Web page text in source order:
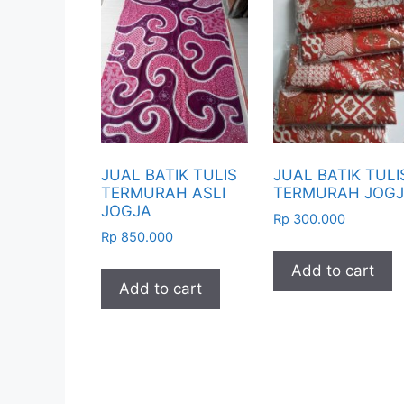
JUAL BATIK TULIS
TERMURAH ASLI
JOGJA
Rp 850.000
Add to cart
JUAL BATIK
TERMURAH
Rp 300.000
Add to cart